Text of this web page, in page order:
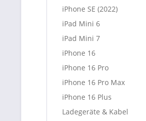
iPhone SE (2022)
iPad Mini 6
iPad Mini 7
iPhone 16
iPhone 16 Pro
iPhone 16 Pro Max
iPhone 16 Plus
Ladegeräte & Kabel